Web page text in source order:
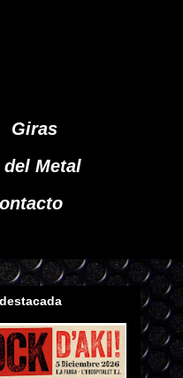
Giras
del Metal